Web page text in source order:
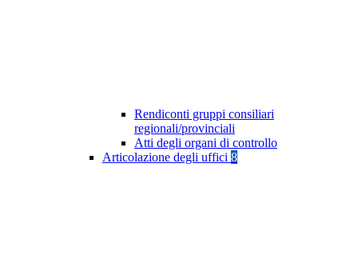
Rendiconti gruppi consiliari
regionali/provinciali
Atti degli organi di controllo
Articolazione degli uffici 8